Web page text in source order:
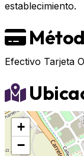
establecimiento.
Efectivo Tarjeta
+
−